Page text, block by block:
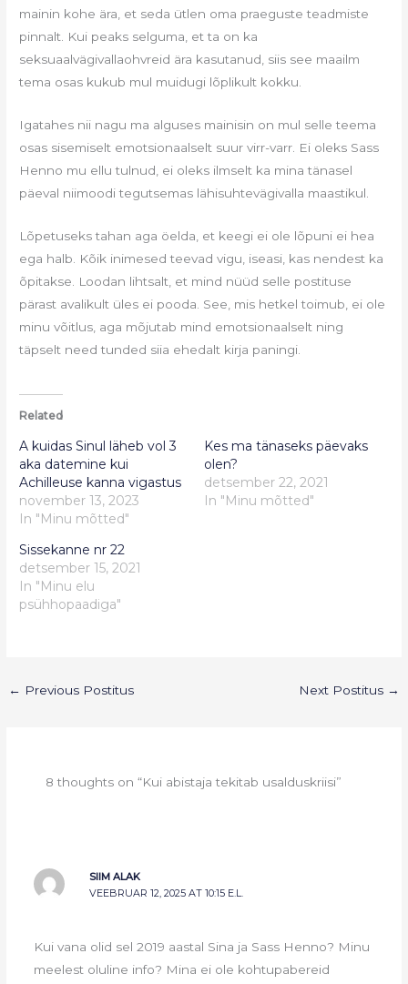
mainin kohe ära, et seda ütlen oma praeguste teadmiste
pinnalt. Kui peaks selguma, et ta on ka
seksuaalvägivallaohvreid ära kasutanud, siis see maailm
tema osas kukub mul muidugi lõplikult kokku.
Igatahes nii nagu ma alguses mainisin on mul selle teema
osas sisemiselt emotsionaalselt suur virr-varr. Ei oleks Sass
Henno mu ellu tulnud, ei oleks ilmselt ka mina tänasel
päeval niimoodi tegutsemas lähisuhtevägivalla maastikul.
Lõpetuseks tahan aga öelda, et keegi ei ole lõpuni ei hea
ega halb. Kõik inimesed teevad vigu, iseasi, kas nendest ka
õpitakse. Loodan lihtsalt, et mind nüüd selle postituse
pärast avalikult üles ei pooda. See, mis hetkel toimub, ei ole
minu võitlus, aga mõjutab mind emotsionaalselt ning
täpselt need tunded siia ehedalt kirja paningi.
Related
A kuidas Sinul läheb vol 3
aka datemine kui
Achilleuse kanna vigastus
november 13, 2023
In "Minu mõtted"
Kes ma tänaseks päevaks
olen?
detsember 22, 2021
In "Minu mõtted"
Sissekanne nr 22
detsember 15, 2021
In "Minu elu
psühhopaadiga"
← Previous Postitus Next Postitus →
8 thoughts on “Kui abistaja tekitab usalduskriisi”
SIIM ALAK
VEEBRUAR 12, 2025 AT 10:15 E.L.
Kui vana olid sel 2019 aastal Sina ja Sass Henno? Minu
meelest oluline info? Mina ei ole kohtupabereid